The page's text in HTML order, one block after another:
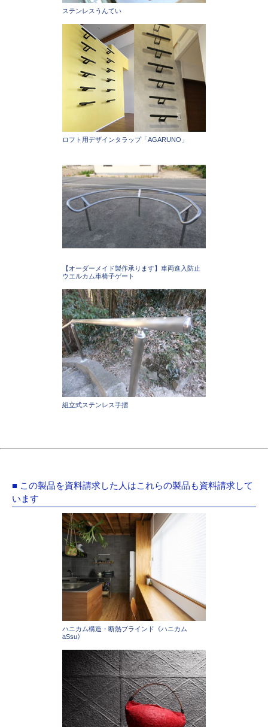
ステンレスうんてい
ロフト用デザインタラップ「AGARUNO」
【オーダーメイド製作承ります】車両進入防止
ウエルカム車椅子ゲート
組立式ステンレス手摺
■ この製品を資料請求した人はこれらの製品も資料請求して
います
ハニカム構造・断熱ブラインド《ハニカム
aSsu》